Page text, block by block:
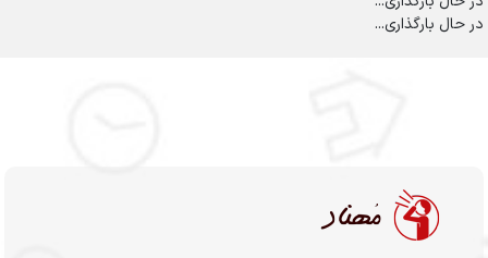
در حال بارگذاری...